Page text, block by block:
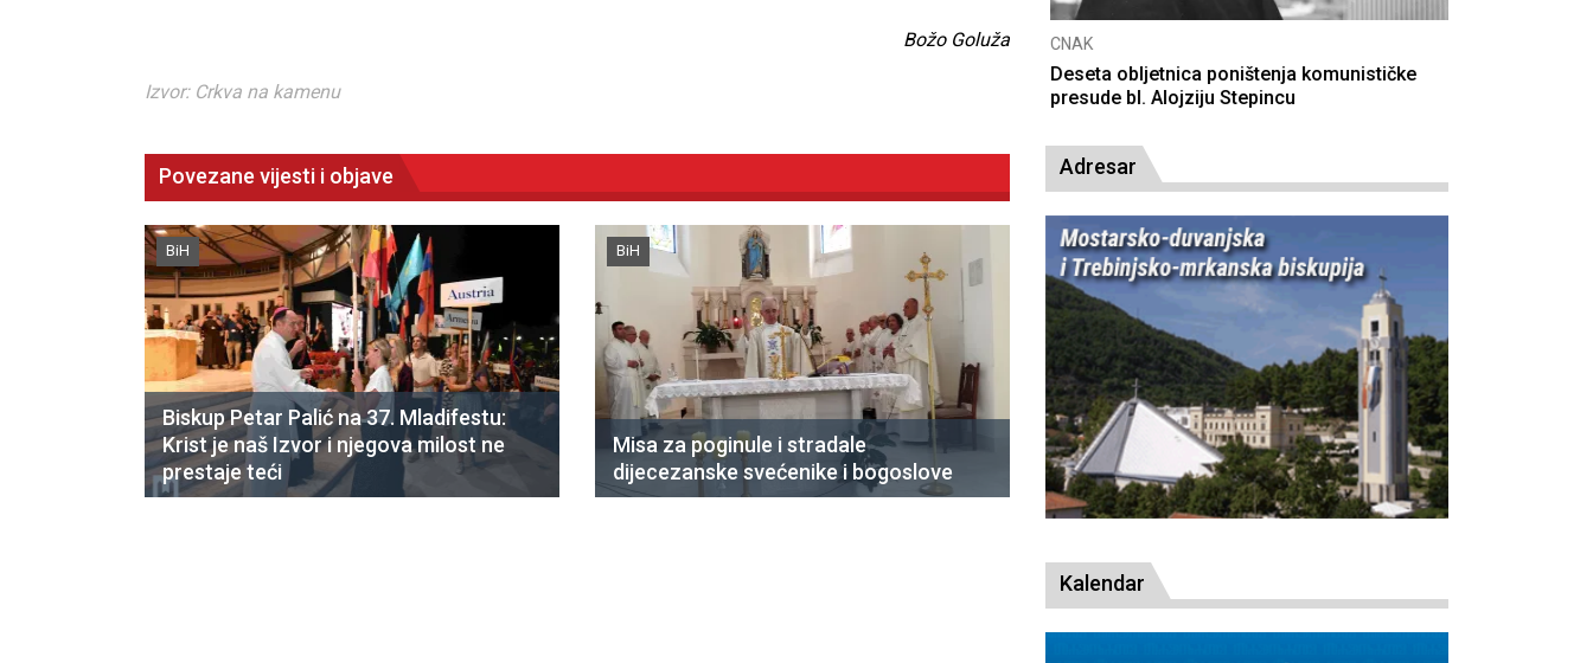
Božo Goluža
Izvor: Crkva na kamenu
Povezane vijesti i objave
BiH
Biskup Petar Palić na 37. Mladifestu:
Krist je naš Izvor i njegova milost ne
prestaje teći
BiH
Misa za poginule i stradale
dijecezanske svećenike i bogoslove
CNAK
Deseta obljetnica poništenja komunističke
presude bl. Alojziju Stepincu
Adresar
Kalendar